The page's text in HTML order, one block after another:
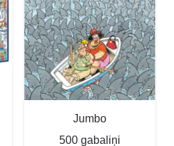
Jumbo
500 gabaliņi